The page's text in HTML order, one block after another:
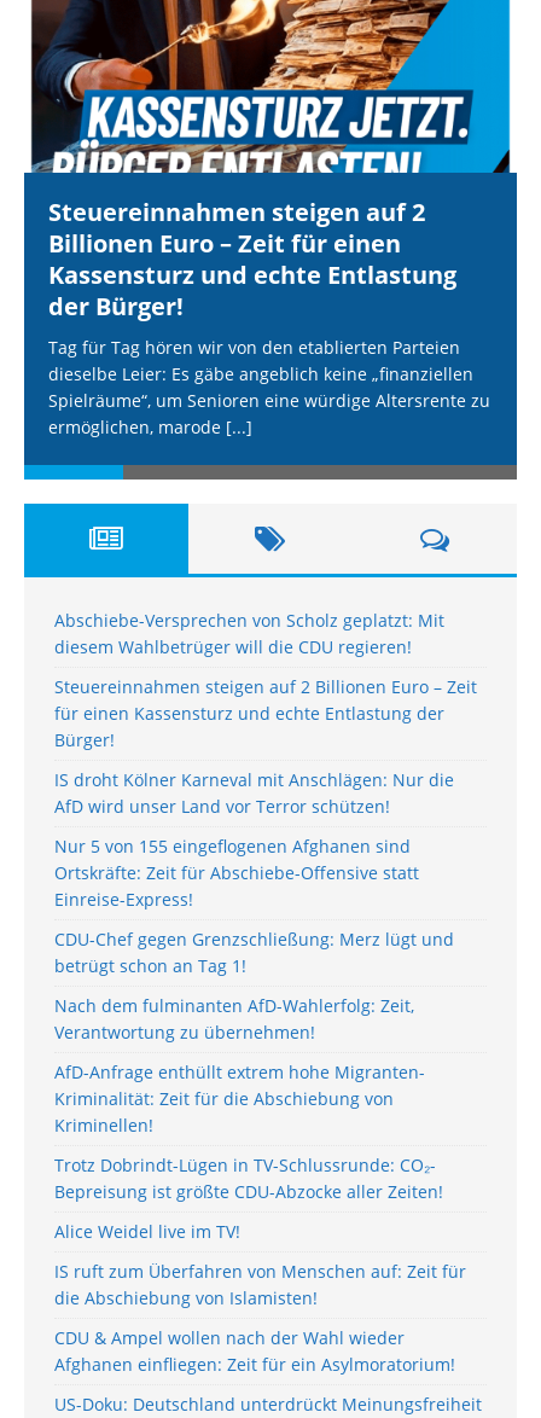
Steuereinnahmen steigen auf 2
Billionen Euro – Zeit für einen
Kassensturz und echte Entlastung
der Bürger!
Tag für Tag hören wir von den etablierten Parteien
dieselbe Leier: Es gäbe angeblich keine „finanziellen
Spielräume“, um Senioren eine würdige Altersrente zu
ermöglichen, marode [...]
Abschiebe-Versprechen von Scholz geplatzt: Mit
diesem Wahlbetrüger will die CDU regieren!
Steuereinnahmen steigen auf 2 Billionen Euro – Zeit
für einen Kassensturz und echte Entlastung der
Bürger!
IS droht Kölner Karneval mit Anschlägen: Nur die
AfD wird unser Land vor Terror schützen!
Nur 5 von 155 eingeflogenen Afghanen sind
Ortskräfte: Zeit für Abschiebe-Offensive statt
Einreise-Express!
CDU-Chef gegen Grenzschließung: Merz lügt und
betrügt schon an Tag 1!
Nach dem fulminanten AfD-Wahlerfolg: Zeit,
Verantwortung zu übernehmen!
AfD-Anfrage enthüllt extrem hohe Migranten-
Kriminalität: Zeit für die Abschiebung von
Kriminellen!
Trotz Dobrindt-Lügen in TV-Schlussrunde: CO₂-
Bepreisung ist größte CDU-Abzocke aller Zeiten!
Alice Weidel live im TV!
IS ruft zum Überfahren von Menschen auf: Zeit für
die Abschiebung von Islamisten!
CDU & Ampel wollen nach der Wahl wieder
Afghanen einfliegen: Zeit für ein Asylmoratorium!
US-Doku: Deutschland unterdrückt Meinungsfreiheit